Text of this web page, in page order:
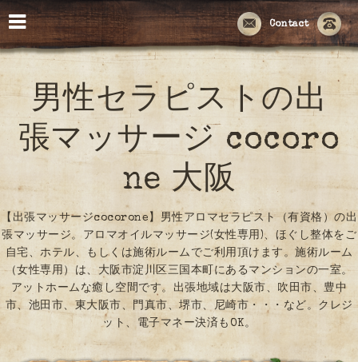
Contact
男性セラピストの出
張マッサージ cocoro
ne 大阪
【出張マッサージcocorone】男性アロマセラピスト（有資格）の出
張マッサージ。アロマオイルマッサージ(女性専用)、ほぐし整体をご
自宅、ホテル、もしくは施術ルームでご利用頂けます。施術ルーム
（女性専用）は、大阪市淀川区三国本町にあるマンションの一室。
アットホームな癒し空間です。出張地域は大阪市、吹田市、豊中
市、池田市、東大阪市、門真市、堺市、尼崎市・・・など。クレジ
ット、電子マネー決済もOK。